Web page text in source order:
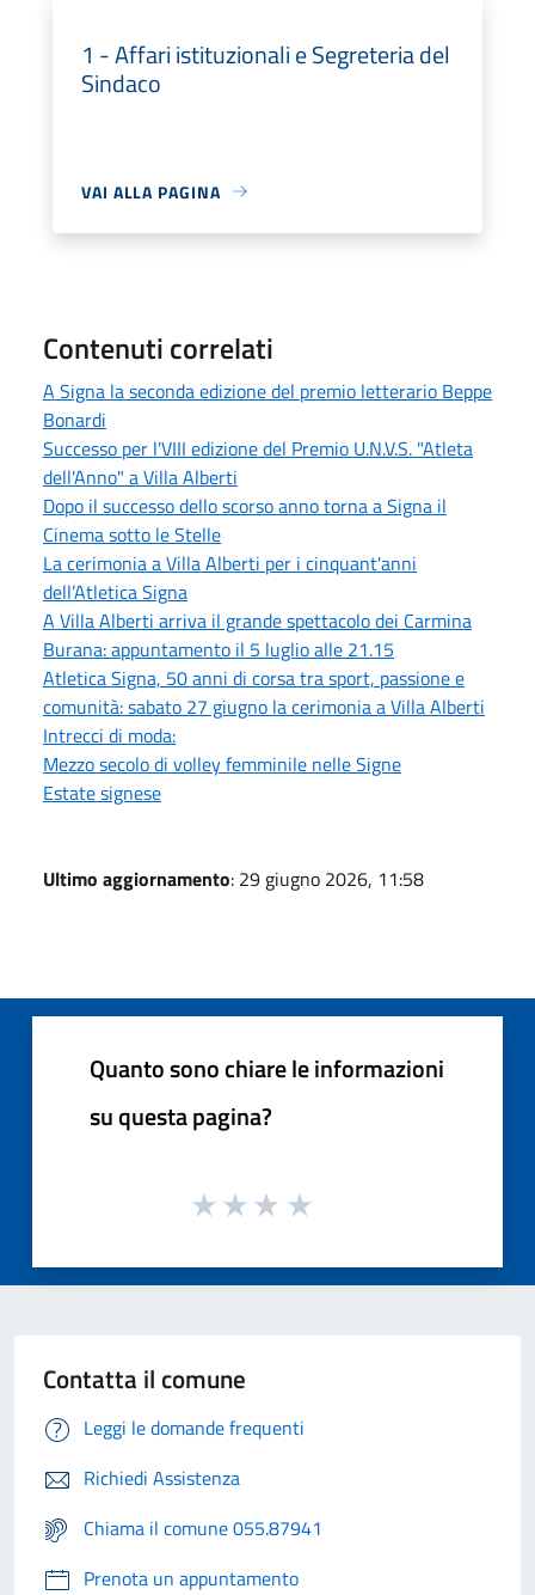
1 - Affari istituzionali e Segreteria del
Sindaco
VAI ALLA PAGINA
Contenuti correlati
A Signa la seconda edizione del premio letterario Beppe
Bonardi
Successo per l'VIII edizione del Premio U.N.V.S. "Atleta
dell'Anno" a Villa Alberti
Dopo il successo dello scorso anno torna a Signa il
Cinema sotto le Stelle
La cerimonia a Villa Alberti per i cinquant'anni
dell’Atletica Signa
A Villa Alberti arriva il grande spettacolo dei Carmina
Burana: appuntamento il 5 luglio alle 21.15
Atletica Signa, 50 anni di corsa tra sport, passione e
comunità: sabato 27 giugno la cerimonia a Villa Alberti
Intrecci di moda:
Mezzo secolo di volley femminile nelle Signe
Estate signese
Ultimo aggiornamento: 29 giugno 2026, 11:58
Quanto sono chiare le informazioni
su questa pagina?
Contatta il comune
Leggi le domande frequenti
Richiedi Assistenza
Chiama il comune 055.87941
Prenota un appuntamento